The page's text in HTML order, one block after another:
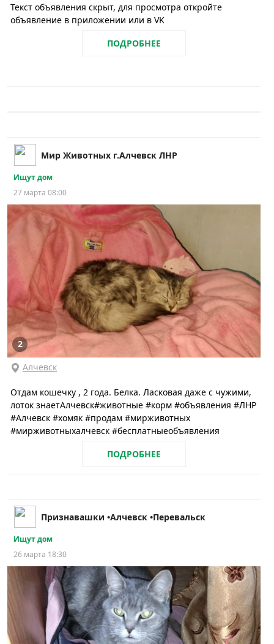
Текст объявления скрыт, для просмотра откройте
объявление в приложении или в VK
ПОДРОБНЕЕ
Мир Животных г.Алчевск ЛНР
Ищут дом
27 марта 08:00
2
Алчевск
Отдам кошечку , 2 года. Белка. Ласковая даже с чужими,
лоток знаетАлчевск#животные #корм #объявления #ЛНР
#Алчевск #хомяк #продам #мирживотных
#мирживотныхалчевск #бесплатныеобъявления
ПОДРОБНЕЕ
Признавашки •Алчевск •Перевальск
Ищут дом
26 марта 18:30